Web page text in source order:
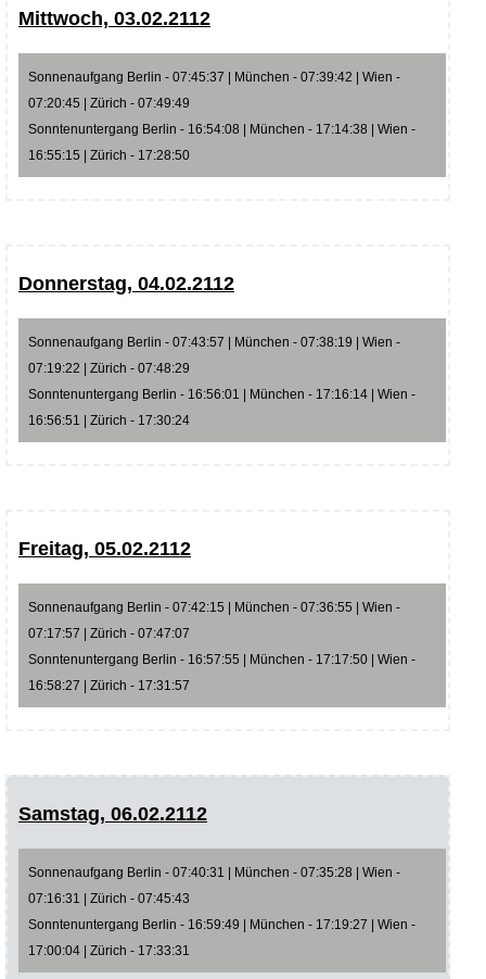
Mittwoch, 03.02.2112
Sonnenaufgang Berlin - 07:45:37 | München - 07:39:42 | Wien -
07:20:45 | Zürich - 07:49:49
Sonntenuntergang Berlin - 16:54:08 | München - 17:14:38 | Wien -
16:55:15 | Zürich - 17:28:50
Donnerstag, 04.02.2112
Sonnenaufgang Berlin - 07:43:57 | München - 07:38:19 | Wien -
07:19:22 | Zürich - 07:48:29
Sonntenuntergang Berlin - 16:56:01 | München - 17:16:14 | Wien -
16:56:51 | Zürich - 17:30:24
Freitag, 05.02.2112
Sonnenaufgang Berlin - 07:42:15 | München - 07:36:55 | Wien -
07:17:57 | Zürich - 07:47:07
Sonntenuntergang Berlin - 16:57:55 | München - 17:17:50 | Wien -
16:58:27 | Zürich - 17:31:57
Samstag, 06.02.2112
Sonnenaufgang Berlin - 07:40:31 | München - 07:35:28 | Wien -
07:16:31 | Zürich - 07:45:43
Sonntenuntergang Berlin - 16:59:49 | München - 17:19:27 | Wien -
17:00:04 | Zürich - 17:33:31